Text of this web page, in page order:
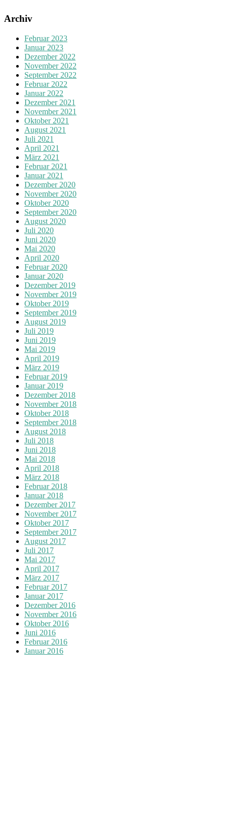
Archiv
Februar 2023
Januar 2023
Dezember 2022
November 2022
September 2022
Februar 2022
Januar 2022
Dezember 2021
November 2021
Oktober 2021
August 2021
Juli 2021
April 2021
März 2021
Februar 2021
Januar 2021
Dezember 2020
November 2020
Oktober 2020
September 2020
August 2020
Juli 2020
Juni 2020
Mai 2020
April 2020
Februar 2020
Januar 2020
Dezember 2019
November 2019
Oktober 2019
September 2019
August 2019
Juli 2019
Juni 2019
Mai 2019
April 2019
März 2019
Februar 2019
Januar 2019
Dezember 2018
November 2018
Oktober 2018
September 2018
August 2018
Juli 2018
Juni 2018
Mai 2018
April 2018
März 2018
Februar 2018
Januar 2018
Dezember 2017
November 2017
Oktober 2017
September 2017
August 2017
Juli 2017
Mai 2017
April 2017
März 2017
Februar 2017
Januar 2017
Dezember 2016
November 2016
Oktober 2016
Juni 2016
Februar 2016
Januar 2016